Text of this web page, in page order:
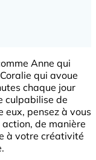
Anne qui
qui avoue
chaque jour
culpabilise de
eux, pensez à vous
de manière
à votre créativité